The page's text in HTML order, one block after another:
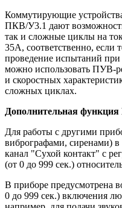
Коммутирующие
ПКВ/У3.1 дают
так и сложные циклы на
35А, соответственно, если
проведение испытаний
можно использовать ПУВ-
и скоростных
сложных циклах.
Дополнительная
Для работы с другими
вибрографами, сиренами)
канал "Сухой контакт" с
(от 0 до 999 сек.)
В приборе предусмотрена
0 до 999 сек.) включения